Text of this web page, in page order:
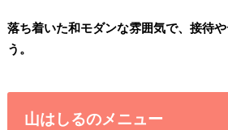
落ち着いた和モダンな雰囲気で、接待
う。
山はしるのメニュー